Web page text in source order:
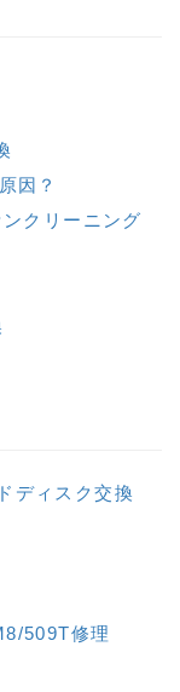
因？
クリーニング
ディスク交換
509T修理